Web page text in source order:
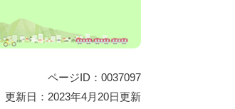
ページID：0037097
更新日：2023年4月20日更新